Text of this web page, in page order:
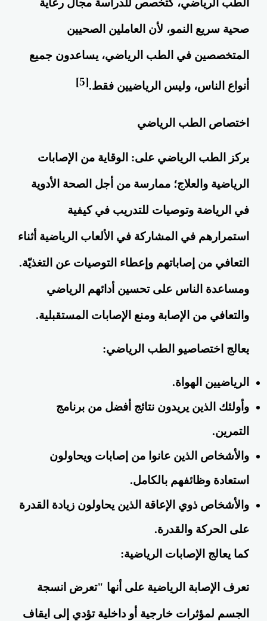
الطب الرياضي، كتخصص للدراسة مجال رعاية
صحية سريع النمو، لأن العاملين الصحيين
المتخصصين في الطب الرياضي، يساعدون جميع
أنواع الناس، وليس الرياضيين فقط.[5]
اختصاص الطب الرياضي
يركز الطب الرياضي على: الوقاية من الإصابات
الرياضية والعلاج؛ ممارسة من أجل الصحة الأدوية
في الرياضة وتوصيات للتدريب في كيفية
استمرارهم في المشاركة في الألعاب الرياضية أثناء
التعافي من إصاباتهم وإعطاء التوصيات عن التغذيّة.
ومساعدة الناس على تحسين أدائهم الرياضي
والتعافي من الإصابة ومنع الإصابات المستقبلية.
يعالج اختصاصيو الطب الرياضي:
الرياضيين الهواة.
وأولئك الذين يريدون نتائج أفضل من برنامج
التمرين.
والأشخاص الذين عانوا من إصابات ويحاولون
استعادة وظائفهم بالكامل.
والأشخاص ذوي الإعاقة الذين يحاولون زيادة القدرة
على الحركة والقدرة.
كما يعالج ا لإصابات الرياضية:
تعرف الإصابة الرياضية على أنها "تعرض انسجة
الجسم لمؤثرات خارجية أو داخلية تؤدي إلى ايقاف